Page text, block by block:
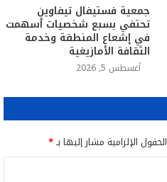
جمعية فستيفال تيفاوين
تحتفي بسبع شخصيات أسهمت
في إشعاع المنطقة وخدمة
الثقافة الأمازيغية
أغسطس 5, 2026
الحقول الإلزامية مشار إليها بـ*